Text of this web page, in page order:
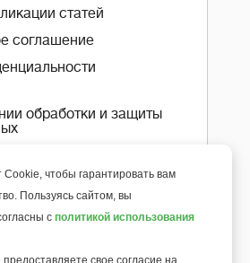
статей
соглашение
обработки и защиты
6+
чтобы гарантировать вам
Пользуясь сайтом, вы
с политикой использования
свое согласие на